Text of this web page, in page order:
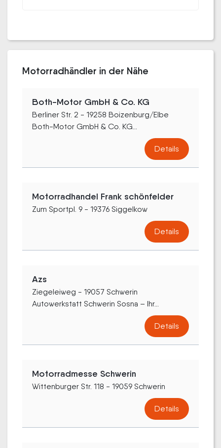
Motorradhändler in der Nähe
Both-Motor GmbH & Co. KG
Berliner Str. 2 - 19258 Boizenburg/Elbe
Both-Motor GmbH & Co. KG...
Details
Motorradhandel Frank schönfelder
Zum Sportpl. 9 - 19376 Siggelkow
Details
Azs
Ziegeleiweg - 19057 Schwerin
Autowerkstatt Schwerin Sosna – Ihr...
Details
Motorradmesse Schwerin
Wittenburger Str. 118 - 19059 Schwerin
Details